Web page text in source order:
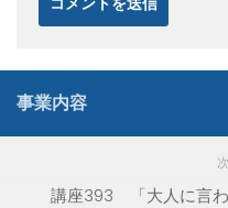
事業内容
講座393 「大人に言